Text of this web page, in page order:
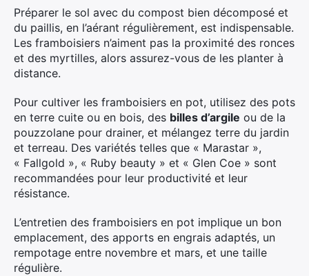
Préparer le sol avec du compost bien décomposé et
du paillis, en l’aérant régulièrement, est indispensable.
Les framboisiers n’aiment pas la proximité des ronces
et des myrtilles, alors assurez-vous de les planter à
distance.
Pour cultiver les framboisiers en pot, utilisez des pots
en terre cuite ou en bois, des billes d’argile ou de la
pouzzolane pour drainer, et mélangez terre du jardin
et terreau. Des variétés telles que « Marastar »,
« Fallgold », « Ruby beauty » et « Glen Coe » sont
recommandées pour leur productivité et leur
résistance.
L’entretien des framboisiers en pot implique un bon
emplacement, des apports en engrais adaptés, un
rempotage entre novembre et mars, et une taille
régulière.